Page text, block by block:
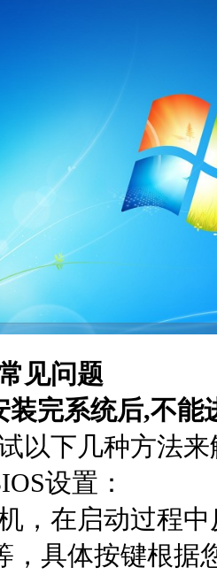
见问题
装完系统后,不能
以下几种方法
设置：
，在启动过程中
，具体按键根据